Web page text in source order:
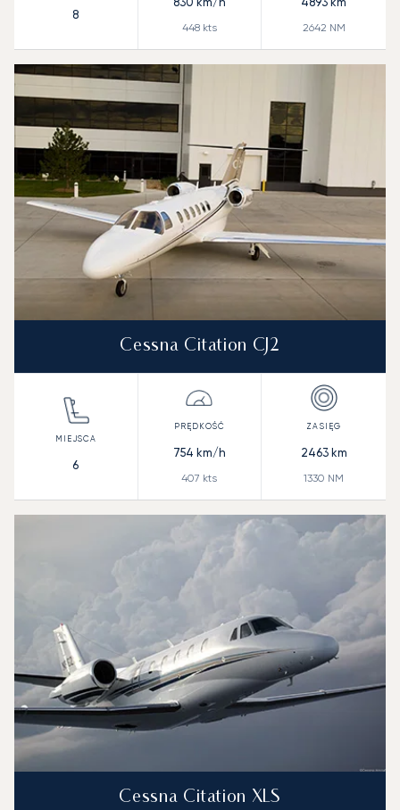
8
448kts 2642 NM
Cessna Citation CJ2
6
754 km/h
407 kts
2463km
1330 NM
Cessna Citation XLS